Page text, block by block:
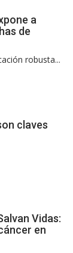
a
de
robusta...
claves
Vidas:
en